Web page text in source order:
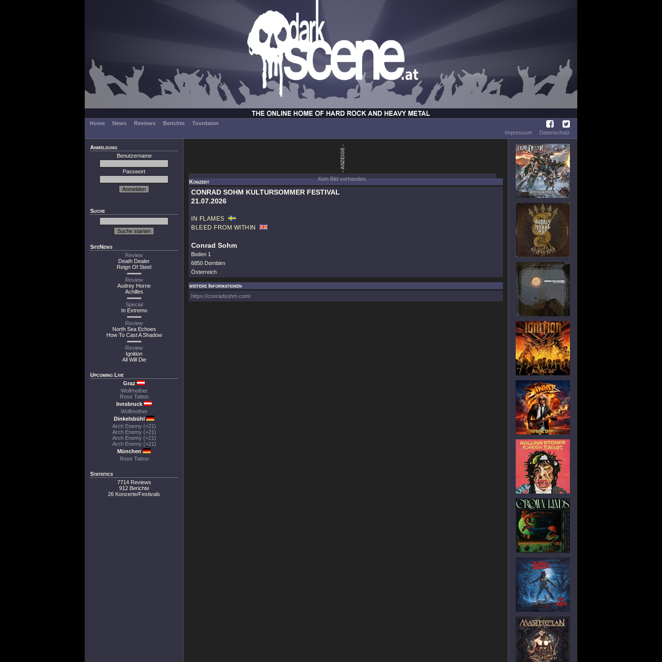
Home News Reviews Berichte
Tourdaten
Impressum
Datenschutz
Anmeldung
Benutzername
Passwort
Suche
SiteNews
Review
Death Dealer
Reign Of Steel
Review
Audrey Horne
Achilles
Special
In Extremo
Review
North Sea Echoes
How To Cast A Shadow
Review
Ignition
All Will Die
Upcoming Live
Graz
Wolfmother
Rose Tattoo
Innsbruck
Wolfmother
Dinkelsbühl
Arch Enemy (+21)
Arch Enemy (+21)
Arch Enemy (+21)
Arch Enemy (+21)
München
Rose Tattoo
Statistics
7714 Reviews
912 Berichte
26 Konzerte/Festivals
Kein Bild vorhanden.
Konzert
CONRAD SOHM KULTURSOMMER FESTIVAL
21.07.2026
IN FLAMES
BLEED FROM WITHIN
Conrad Sohm
Boden 1
6850 Dornbirn
Österreich
weitere Informationen
https://conradsohm.com/